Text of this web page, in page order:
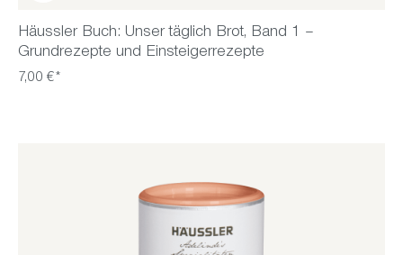
Häussler Buch: Unser täglich Brot, Band 1 –
Grundrezepte und Einsteigerrezepte
7,00 €*